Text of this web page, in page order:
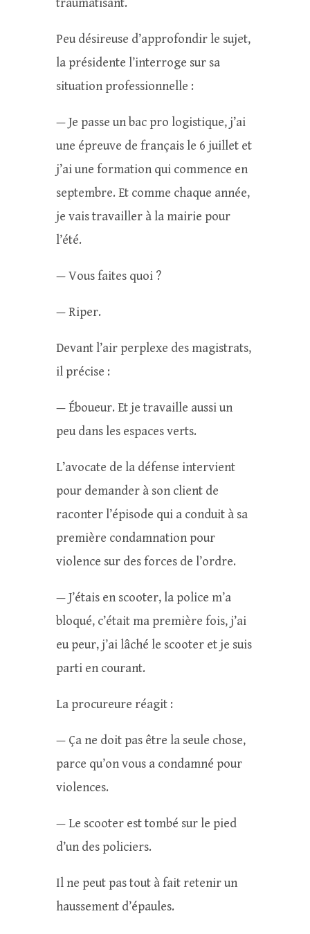
traumatisant.
Peu désireuse d’approfondir le sujet,
la présidente l’interroge sur sa
situation professionnelle :
— Je passe un bac pro logistique, j’ai
une épreuve de français le 6 juillet et
j’ai une formation qui commence en
septembre. Et comme chaque année,
je vais travailler à la mairie pour
l’été.
— Vous faites quoi ?
— Riper.
Devant l’air perplexe des magistrats,
il précise :
— Éboueur. Et je travaille aussi un
peu dans les espaces verts.
L’avocate de la défense intervient
pour demander à son client de
raconter l’épisode qui a conduit à sa
première condamnation pour
violence sur des forces de l’ordre.
— J’étais en scooter, la police m’a
bloqué, c’était ma première fois, j’ai
eu peur, j’ai lâché le scooter et je suis
parti en courant.
La procureure réagit :
— Ça ne doit pas être la seule chose,
parce qu’on vous a condamné pour
violences.
— Le scooter est tombé sur le pied
d’un des policiers.
Il ne peut pas tout à fait retenir un
haussement d’épaules.